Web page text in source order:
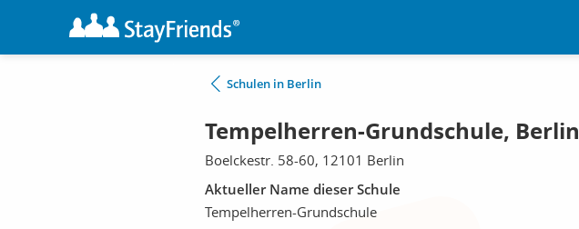
Schulen in Berlin
Tempelherren-Grundschule, Berlin
Boelckestr. 58-60, 12101 Berlin
Aktueller Name dieser Schule
Tempelherren-Grundschule